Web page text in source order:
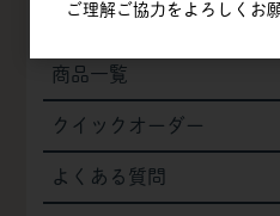
会社概要
商品一覧
クイックオーダー
よくある質問
ご理解ご協力をよろしくお